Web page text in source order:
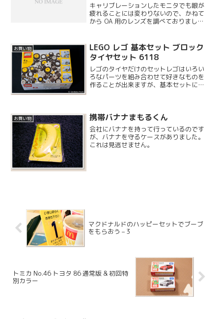
キャリブレーションしたモニタでも眼が
疲れることには変わりないので、かねて
から OA 用のレンズを調べておりまし
店頭で試してみたのですが色々と悩みま
した。そん...
お買い物
LEGO レゴ 基本セット ブロック
タイヤセット 6118
レゴのタイヤだけのセットレゴはいろい
ろなパーツを組み合わせて好きなものを
作ることが出来ますが、基本セットには
追加してみることにしまし...
お買い物 携帯バナナまもるくん
会社にバナナを持って行っているのです
が、バナナを守るケースがありました。
これは見逃せません。
マクドナルドのハッピーセットでブーブ
をもらおう – 3
トミカ No.46 トヨタ 86 通常版 & 初回特
別カラー